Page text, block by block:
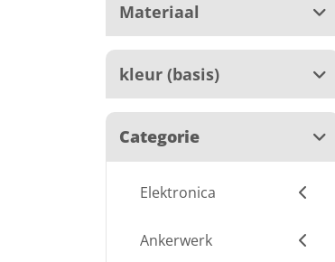
Materiaal
kleur (basis)
Categorie
Elektronica
Ankerwerk